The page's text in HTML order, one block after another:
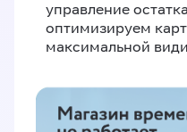
управление
оптимизируем
максимальной